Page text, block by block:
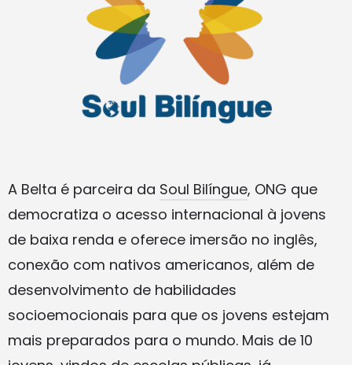
A Belta é parceira da Soul Bilíngue, ONG que
democratiza o acesso internacional à jovens
de baixa renda e oferece imersão no inglês,
conexão com nativos americanos, além de
desenvolvimento de habilidades
socioemocionais para que os jovens estejam
mais preparados para o mundo. Mais de 10